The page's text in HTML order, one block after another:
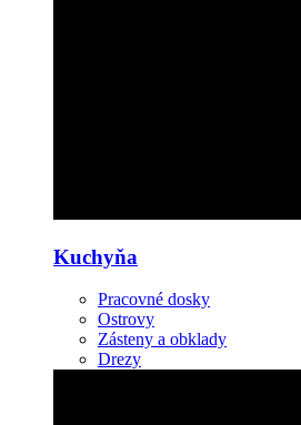
Kuchyňa
Pracovné dosky
Ostrovy
Zásteny a obklady
Drezy